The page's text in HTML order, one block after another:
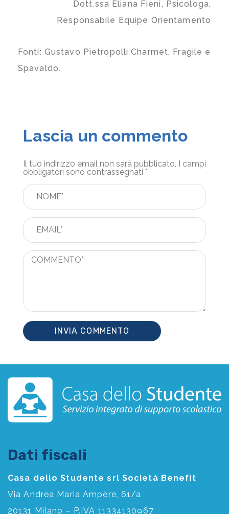
Dott.ssa Eliana Fieni, Psicologa,
Responsabile Equipe Orientamento
Fonti: Gustavo Pietropolli Charmet, Fragile e
Spavaldo.
Lascia un commento
Il tuo indirizzo email non sarà pubblicato. I campi
obbligatori sono contrassegnati *
Dati fiscali
Casa dello Studente srl Società Benefit
Via Andrea Maria Ampère, 61/a
20131 Milano – P.IVA 11334130967